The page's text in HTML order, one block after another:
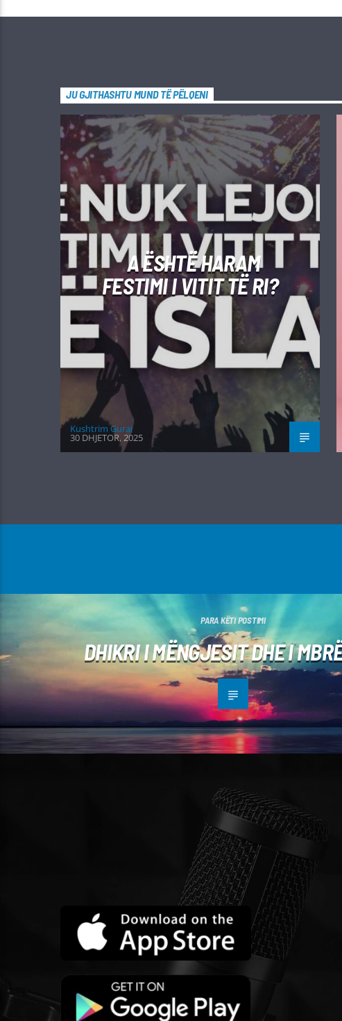
JU GJITHASHTU MUND TË PËLQENI
A ËSHTË HARAM
FESTIMI I VITIT TË RI?
Kushtrim Guraj
30 DHJETOR, 2025
PARA KËTI POSTIMI
DHIKRI I MËNGJESIT DHE I